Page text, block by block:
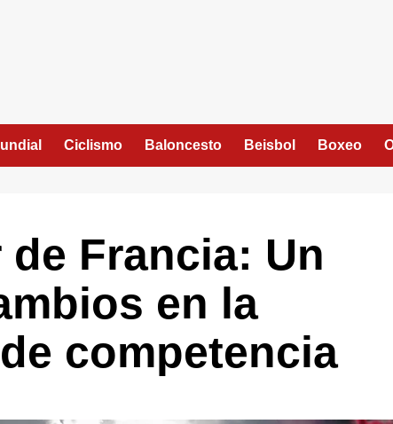
Ciclismo Baloncesto Beisbol Boxeo
Francia: Un
en la
competencia